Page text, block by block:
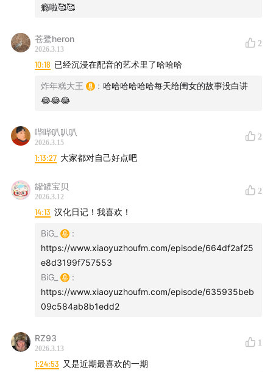
瘾啦🥰🥰
苍鹭heron
2026.3.13
2
10:18 已经沉浸在配音的艺术里了哈哈哈
炸年糕大王 : 哈哈哈哈哈哈每天给闺女的故事没白讲
😂😂😂
哔哔叭叭叭
2026.3.15
2
1:13:27 大家都对自己好点吧
罐罐宝贝
2026.3.12
2
14:13 汉化日记！我喜欢！
BiG_
:
https://www.xiaoyuzhoufm.com/episode/664df2af25
e8d3199f757553
BiG_
:
https://www.xiaoyuzhoufm.com/episode/635935beb
09c584ab8b1edd2
RZ93
2026.3.13
1
1:24:53 又是近期最喜欢的一期